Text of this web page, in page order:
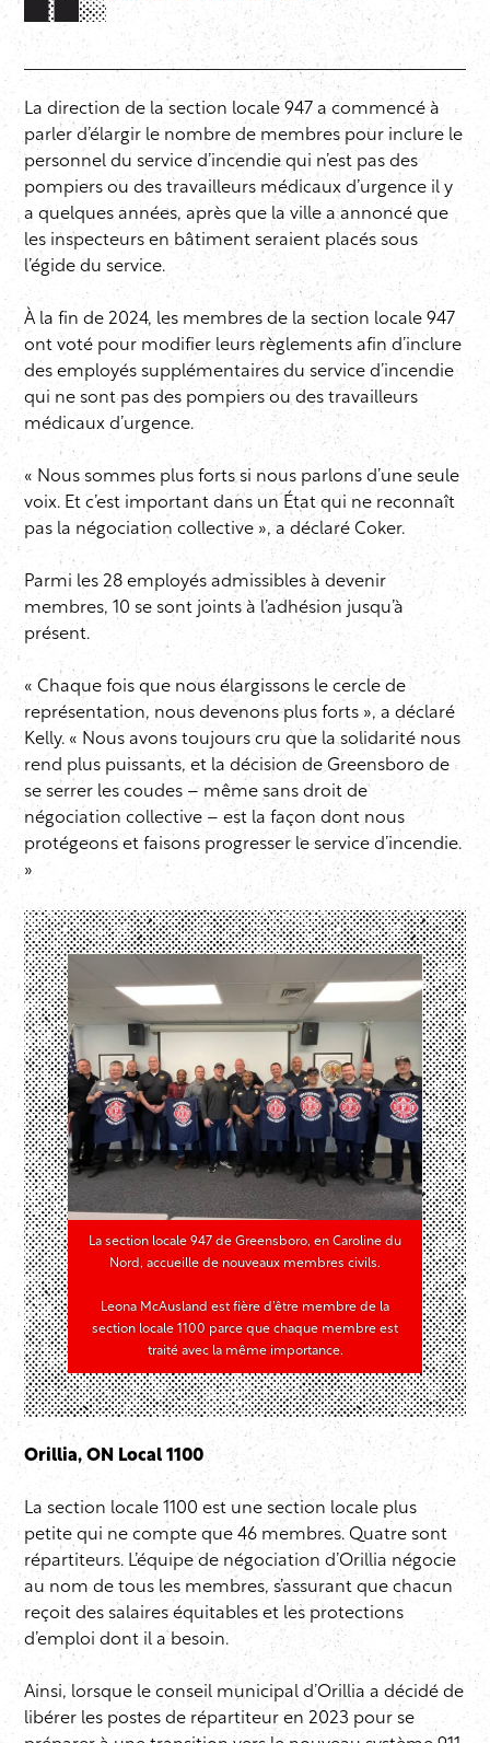
La direction de la section locale 947 a commencé à
parler d’élargir le nombre de membres pour inclure le
personnel du service d’incendie qui n’est pas des
pompiers ou des travailleurs médicaux d’urgence il y
a quelques années, après que la ville a annoncé que
les inspecteurs en bâtiment seraient placés sous
l’égide du service.
À la fin de 2024, les membres de la section locale 947
ont voté pour modifier leurs règlements afin d’inclure
des employés supplémentaires du service d’incendie
qui ne sont pas des pompiers ou des travailleurs
médicaux d’urgence.
« Nous sommes plus forts si nous parlons d’une seule
voix. Et c’est important dans un État qui ne reconnaît
pas la négociation collective », a déclaré Coker.
Parmi les 28 employés admissibles à devenir
membres, 10 se sont joints à l’adhésion jusqu’à
présent.
« Chaque fois que nous élargissons le cercle de
représentation, nous devenons plus forts », a déclaré
Kelly. « Nous avons toujours cru que la solidarité nous
rend plus puissants, et la décision de Greensboro de
se serrer les coudes – même sans droit de
négociation collective – est la façon dont nous
protégeons et faisons progresser le service d’incendie.
»
La section locale 947 de Greensboro, en Caroline du
Nord, accueille de nouveaux membres civils.
Leona McAusland est fière d’être membre de la
section locale 1100 parce que chaque membre est
traité avec la même importance.
Orillia, ON Local 1100
La section locale 1100 est une section locale plus
petite qui ne compte que 46 membres. Quatre sont
répartiteurs. L’équipe de négociation d’Orillia négocie
au nom de tous les membres, s’assurant que chacun
reçoit des salaires équitables et les protections
d’emploi dont il a besoin.
Ainsi, lorsque le conseil municipal d’Orillia a décidé de
libérer les postes de répartiteur en 2023 pour se